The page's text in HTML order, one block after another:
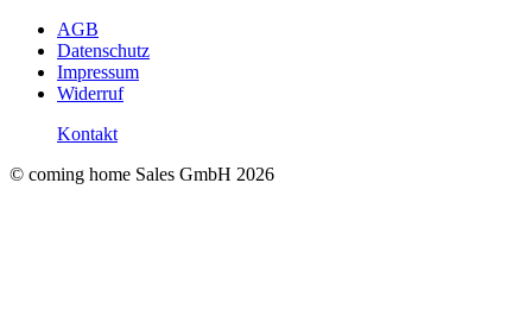
AGB
Datenschutz
Impressum
Widerruf
Kontakt
© coming home Sales GmbH 2026